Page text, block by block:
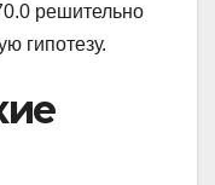
решительно
гипотезу.